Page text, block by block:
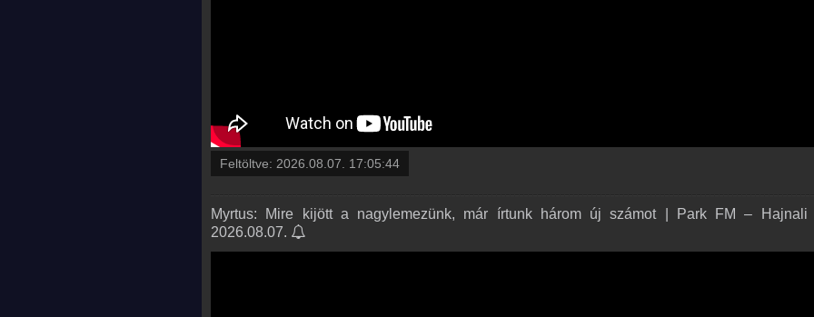
Feltöltve: 2026.08.07. 17:05:44
Myrtus: Mire kijött a nagylemezünk, már írtunk három új számot | Park FM –
2026.08.07.